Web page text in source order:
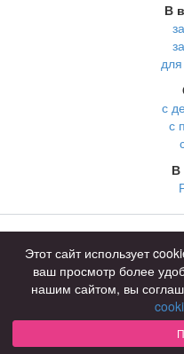
В
с
с
В
Знакомства для взрослых
Онлайн знакомства
Этот сайт использует
ваш просмотр более
нашим сайтом, вы